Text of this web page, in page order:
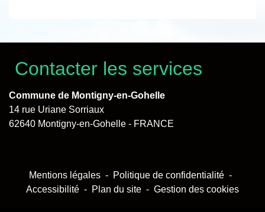
Contacter les services
Commune de Montigny-en-Gohelle
14 rue Uriane Sorriaux
62640 Montigny-en-Gohelle - FRANCE
Mentions légales - Politique de confidentialité -
Accessibilité - Plan du site - Gestion des cookies